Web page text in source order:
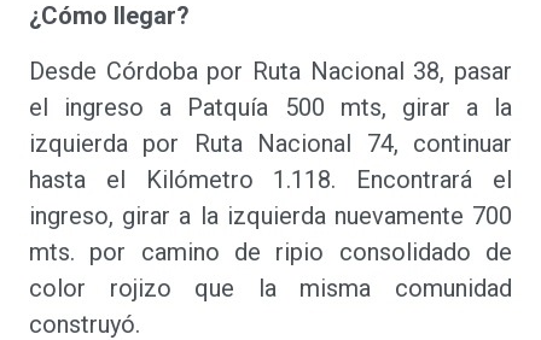
¿Cómo llegar?
Desde Córdoba por Ruta Nacional 38, pasar
el ingreso a Patquía 500 mts, girar a la
izquierda por Ruta Nacional 74, continuar
hasta el Kilómetro 1.118. Encontrará el
ingreso, girar a la izquierda nuevamente 700
mts. por camino de ripio consolidado de
color rojizo que la misma comunidad
construyó.